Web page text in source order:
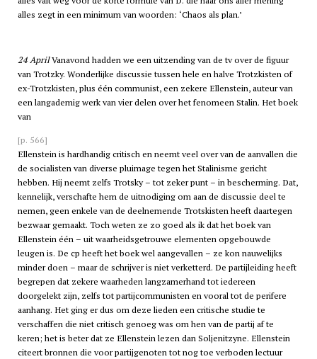
alles zegt in een minimum van woorden: ‘Chaos als plan.’
24 AprilVanavond hadden we een uitzending van de tvover de figuur
van Trotzky. Wonderlijke discussie tussen hele en halve Trotzkisten of
ex-Trotzkisten, plus één communist, een zekere Ellenstein, auteur van
een langademig werk van vier delen over het fenomeen Stalin. Het boek
van
[p. 566]
Ellenstein is hardhandig critisch en neemt veel over van de aanvallen die
de socialisten van diverse pluimage tegen het Stalinisme gericht
hebben. Hij neemt zelfs Trotsky – tot zeker punt – in bescherming. Dat,
kennelijk, verschafte hem de uitnodiging om aan de discussie deel te
nemen, geen enkele van de deelnemende Trotskisten heeft daartegen
bezwaar gemaakt. Toch weten ze zo goed als ik dat het boek van
Ellenstein één – uit waarheidsgetrouwe elementen opgebouwde
leugen is. De cp heeft het boek wel aangevallen – ze kon nauwelijks
minder doen – maar de schrijver is niet verketterd. De partijleiding heeft
begrepen dat zekere waarheden langzamerhand tot iedereen
doorgelekt zijn, zelfs tot partijcommunisten en vooral tot de perifere
aanhang. Het ging er dus om deze lieden een critische studie te
verschaffen die niet critisch genoeg was om hen van de partij af te
keren; het is beter dat ze Ellenstein lezen dan Soljenitzyne. Ellenstein
citeert bronnen die voor partijgenoten tot nog toe verboden lectuur